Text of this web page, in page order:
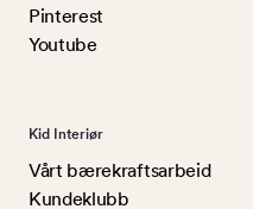
Pinterest
Youtube
Kid Interiør
Vårt bærekraftsarbeid
Kundeklubb